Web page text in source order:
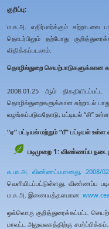
குறிப்பு:
ம.சு.அ. எதிர்பார்க்கும்
தொடர்பிலும் தற்போது
விதிக்கப்படலாம்.
தொழில்துறை செயற்பாடுகளுக்கான
2008.01.25 ஆம்
தொழில்துறைகளுக்கான சுற்றாடல்
வழங்கப்படுவதோடு, பட்டியல் “சி”
“ஏ” பட்டியல் மற்றும் “பீ” பட்டியல்
படிமுறை 1: விண்ணப்ப
சு.பா.அ. விண்ணப்பமானது, 2008/
வெளியிடப்பட்டுள்ளது. விண்ணப்ப
ம.சு.அ. இணையத்தளமான
ஒவ்வொரு குறித்துரைக்கப்பட்ட
மாவட்ட அலுவலகத்திற்கு